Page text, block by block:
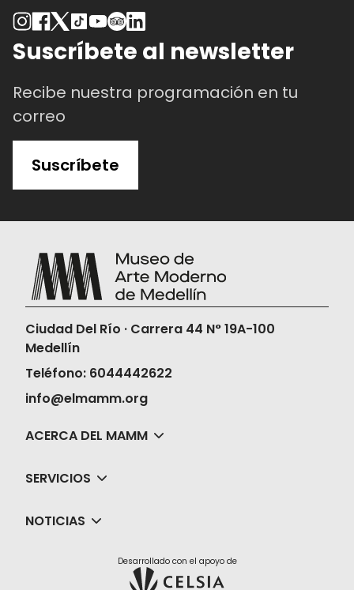
Suscríbete al newsletter
Recibe nuestra programación en tu
correo
Suscríbete
Ciudad Del Río · Carrera 44 N° 19A-100
Medellín
Teléfono: 6044442622
info@elmamm.org
ACERCA DEL MAMM
SERVICIOS
NOTICIAS
Desarrollado con el apoyo de